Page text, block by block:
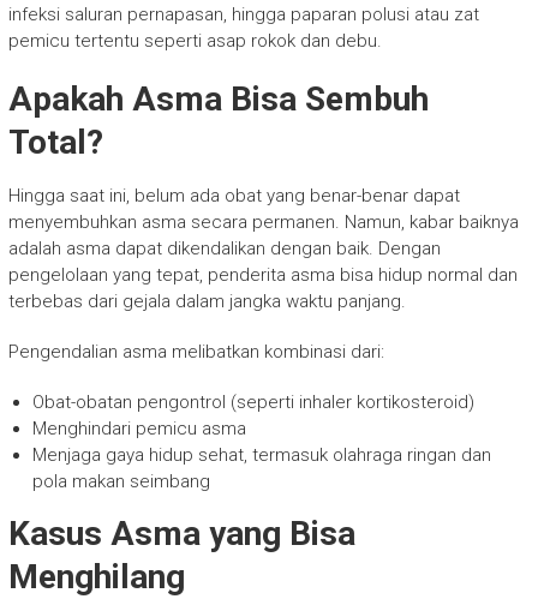
infeksi saluran pernapasan, hingga paparan polusi atau zat
pemicu tertentu seperti asap rokok dan debu.
Apakah Asma Bisa Sembuh
Total?
Hingga saat ini, belum ada obat yang benar-benar dapat
menyembuhkan asma secara permanen. Namun, kabar baiknya
adalah asma dapat dikendalikan dengan baik. Dengan
pengelolaan yang tepat, penderita asma bisa hidup normal dan
terbebas dari gejala dalam jangka waktu panjang.
Pengendalian asma melibatkan kombinasi dari:
Obat-obatan pengontrol (seperti inhaler kortikosteroid)
Menghindari pemicu asma
Menjaga gaya hidup sehat, termasuk olahraga ringan dan
pola makan seimbang
Kasus Asma yang Bisa
Menghilang